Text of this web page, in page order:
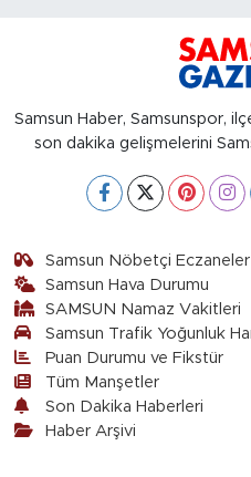
Samsun Haber, Samsunspor,
son dakika gelişmelerini
Samsun Nöbetçi Eczaneler
Samsun Hava Durumu
SAMSUN Namaz Vakitleri
Samsun Trafik Yoğunluk
Puan Durumu ve Fikstür
Tüm Manşetler
Son Dakika Haberleri
Haber Arşivi